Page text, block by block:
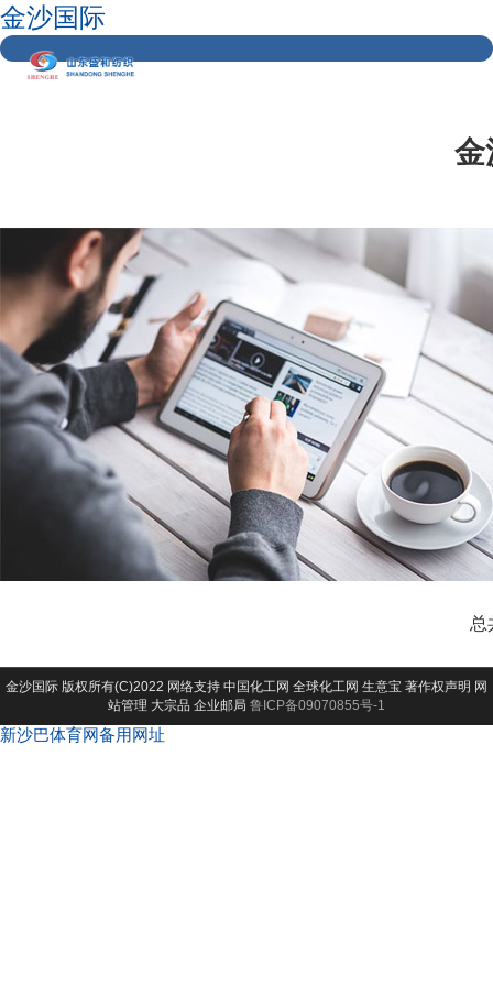
金沙国际
金
总
金沙国际 版权所有(C)2022 网络支持 中国化工网 全球化工网 生意宝 著作权声明 网
站管理 大宗品 企业邮局 鲁ICP备09070855号-1
新沙巴体育网备用网址